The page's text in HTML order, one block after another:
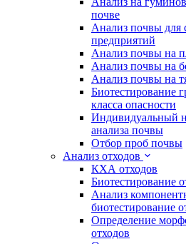
почве
Анализ почвы для
предприятий
Анализ почвы на
Анализ почвы на
Анализ почвы на
Биотестирование
класса опасности
Индивидуальный
анализа почвы
Отбор проб почвы
Анализ отходов
КХА отходов
Биотестирование
Анализ
биотестирование
Определение
отходов